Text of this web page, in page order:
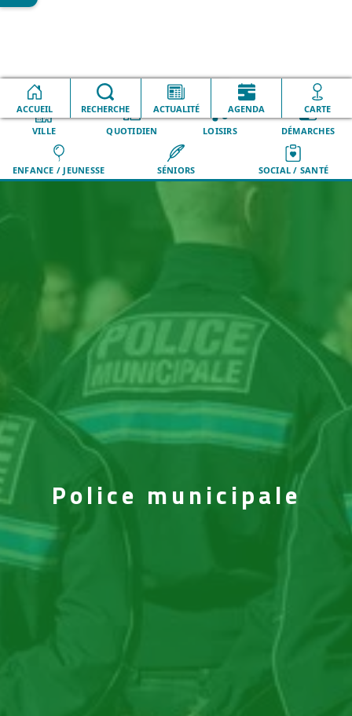
ACCUEIL RECHERCHE ACTUALITÉ AGENDA CARTE
Accueil Sécurité Police municipale
VILLE QUOTIDIEN LOISIRS DÉMARCHES
ENFANCE / JEUNESSE SÉNIORS SOCIAL / SANTÉ
Police municipale